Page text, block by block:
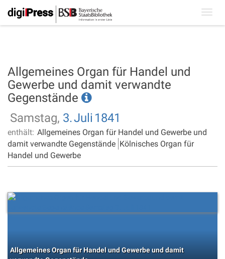
Allgemeines Organ für Handel und
Gewerbe und damit verwandte
Gegenstände
Samstag, 3.Juli 1841
enthält: Allgemeines Organ für Handel und Gewerbe und
damit verwandte Gegenstände Kölnisches Organ für
Handel und Gewerbe
Allgemeines Organ für Handel und Gewerbe und damit